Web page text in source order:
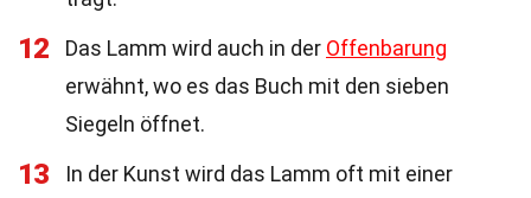
12 Das Lamm wird auch in der Offenbarung
erwähnt, wo es das Buch mit den sieben
Siegeln öffnet.
13
In der Kunst wird das Lamm oft mit einer